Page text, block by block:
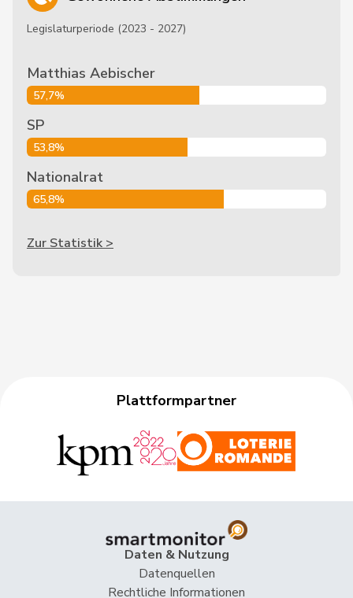
Legislaturperiode (2023 - 2027)
Matthias Aebischer
57,7%
SP
53,8%
Nationalrat
65,8%
Zur Statistik >
Plattformpartner
Daten & Nutzung
Datenquellen
Rechtliche Informationen